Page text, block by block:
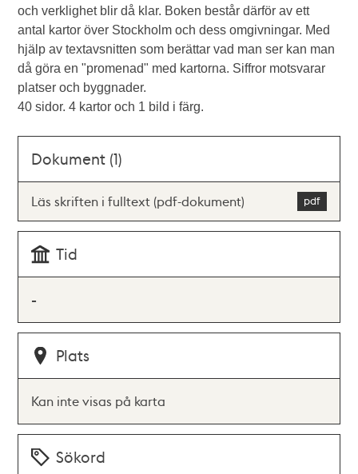
och verklighet blir då klar. Boken består därför av ett
antal kartor över Stockholm och dess omgivningar. Med
hjälp av textavsnitten som berättar vad man ser kan man
då göra en "promenad" med kartorna. Siffror motsvarar
platser och byggnader.
40 sidor. 4 kartor och 1 bild i färg.
Dokument (1)
Läs skriften i fulltext (pdf-dokument)
Tid
-
Plats
Kan inte visas på karta
Sökord